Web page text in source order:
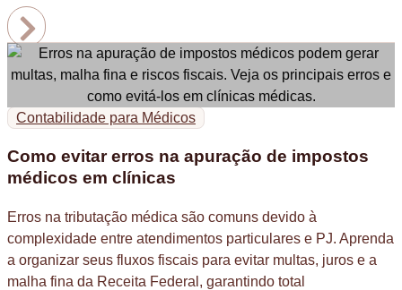
Contabilidade para Médicos
Como evitar erros na apuração de impostos
médicos em clínicas
Erros na tributação médica são comuns devido à
complexidade entre atendimentos particulares e PJ. Aprenda
a organizar seus fluxos fiscais para evitar multas, juros e a
malha fina da Receita Federal, garantindo total